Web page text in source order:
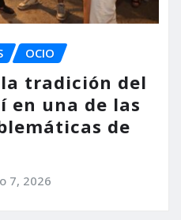
OCIO
tradición del
en una de las
de
7, 2026